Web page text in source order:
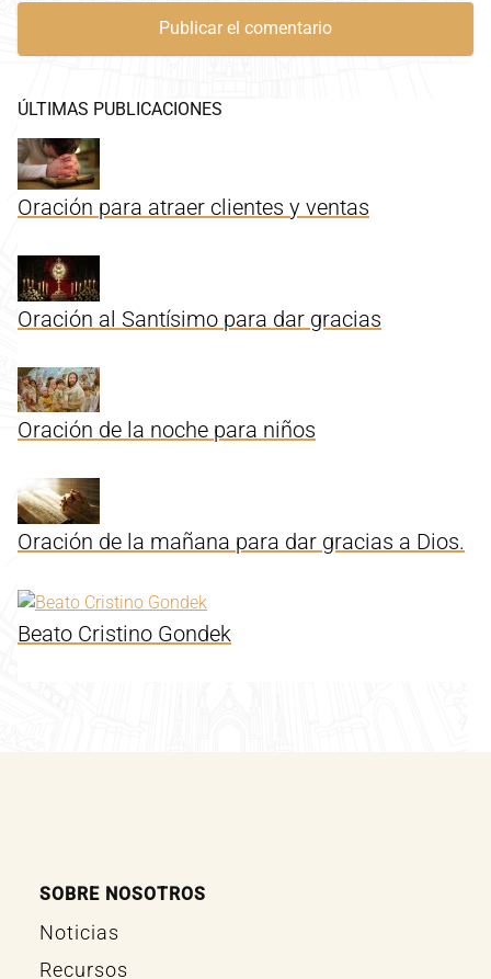
ÚLTIMAS PUBLICACIONES
Oración para atraer clientes y ventas
Oración al Santísimo para dar gracias
Oración de la noche para niños
Oración de la mañana para dar gracias a Dios.
Beato Cristino Gondek
SOBRE NOSOTROS
Noticias
Recursos